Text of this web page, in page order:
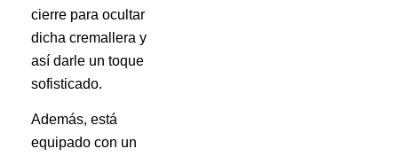
cierre para ocultar
dicha cremallera y
así darle un toque
sofisticado.
Además, está
equipado con un